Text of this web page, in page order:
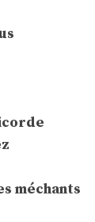
méchants